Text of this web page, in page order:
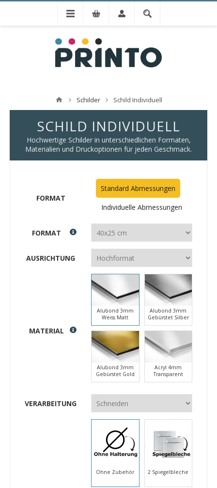
Schilder Schild Individuell
SCHILD INDIVIDUELL
Hochwertige Schilder in unterschiedlichen Formaten,
Materialien und Druckoptionen für jeden Geschmack.
FORMAT
Standard Abmessungen
Individuelle Abmessungen
FORMAT
AUSRICHTUNG
MATERIAL
Alubond 3mm
Weiss Matt
Alubond 3mm
Gebürstet Silber
Alubond 3mm
Gebürstet Gold
Acryl 4mm
Transparent
VERARBEITUNG
Ohne Zubehör 2 Spiegelbleche